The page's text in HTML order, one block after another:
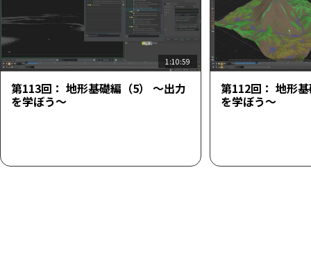
1:10:59
第113回： 地形基礎編（5） ～出力
を学ぼう～
第112回： 地形
を学ぼう～